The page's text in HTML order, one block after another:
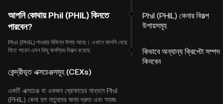
আপনি কোথায় Phil (PHIL) কিনতে
পারবেন?
Phil (PHIL) পাওয়ার বিভিন্ন উপায় আছে। এখানে আপনি বেছে
নিতে পারেন এমন কিছু জনপ্রিয় বিকল্প রয়েছে:
কেন্দ্রীভূত এক্সচেঞ্জসমূহ (CEXs)
একটি এক্সচেঞ্জ বা একজন ব্রোকারের মাধ্যমে Phil
(PHIL) কেনা হল নতুনদের জন্য দ্রুত এবং সহজ৷
Phil (PHIL) কেনার বিকল্প
উপায়সমূহ
কিভাবে অন্যান্য ক্রিপ্টো সম্পদ
কিনবেন